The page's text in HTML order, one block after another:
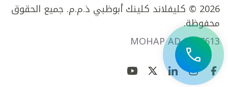
2026 © كليفلاند كلينك أبوظبي ذ.م.م. جميع الحقوق
محفوظة.
MOHAP AD FR27613